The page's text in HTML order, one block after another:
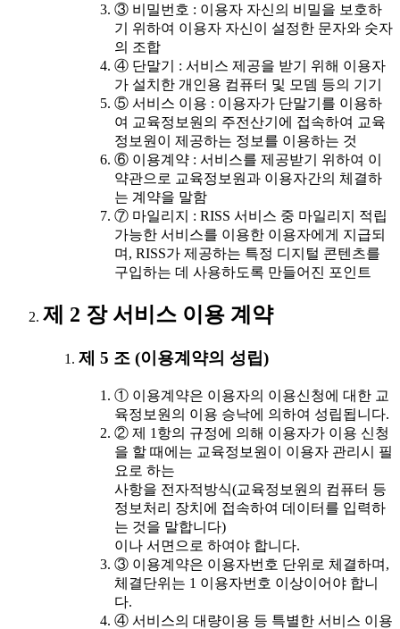
③ 비밀번호 : 이용자 자신의 비밀을 보호하
기 위하여 이용자 자신이 설정한 문자와 숫자
의 조합
④ 단말기 : 서비스 제공을 받기 위해 이용자
가 설치한 개인용 컴퓨터 및 모뎀 등의 기기
⑤ 서비스 이용 : 이용자가 단말기를 이용하
여 교육정보원의 주전산기에 접속하여 교육
정보원이 제공하는 정보를 이용하는 것
⑥ 이용계약 : 서비스를 제공받기 위하여 이
약관으로 교육정보원과 이용자간의 체결하
는 계약을 말함
⑦ 마일리지 : RISS 서비스 중 마일리지 적립
가능한 서비스를 이용한 이용자에게 지급되
며, RISS가 제공하는 특정 디지털 콘텐츠를
구입하는 데 사용하도록 만들어진 포인트
제 2 장 서비스 이용 계약
제 5 조 (이용계약의 성립)
① 이용계약은 이용자의 이용신청에 대한 교
육정보원의 이용 승낙에 의하여 성립됩니다.
② 제 1항의 규정에 의해 이용자가 이용 신청
을 할 때에는 교육정보원이 이용자 관리시 필
요로 하는
사항을 전자적방식(교육정보원의 컴퓨터 등
정보처리 장치에 접속하여 데이터를 입력하
는 것을 말합니다)
이나 서면으로 하여야 합니다.
③ 이용계약은 이용자번호 단위로 체결하며,
체결단위는 1 이용자번호 이상이어야 합니
다.
④ 서비스의 대량이용 등 특별한 서비스 이용